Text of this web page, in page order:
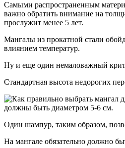
Самыми распространенным
важно обратить внимание на
прослужит менее 5 лет.
Мангалы из прокатной стали
влиянием температур.
Ну и еще один немаловажный
Стандартная высота недорогих
должны быть диаметром 5-6 см.
Один шампур, таким образом,
На мангале обязательно должно